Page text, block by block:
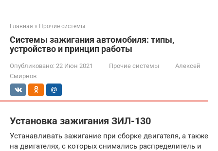
Главная » Прочие системы
Системы зажигания автомобиля: типы,
устройство и принцип работы
Опубликовано: 22 Июн 2021 Прочие системы
Алексей
Смирнов
Установка зажигания ЗИЛ-130
Устанавливать зажигание при сборке двигателя, а также
на двигателях, с которых снимались распределитель и